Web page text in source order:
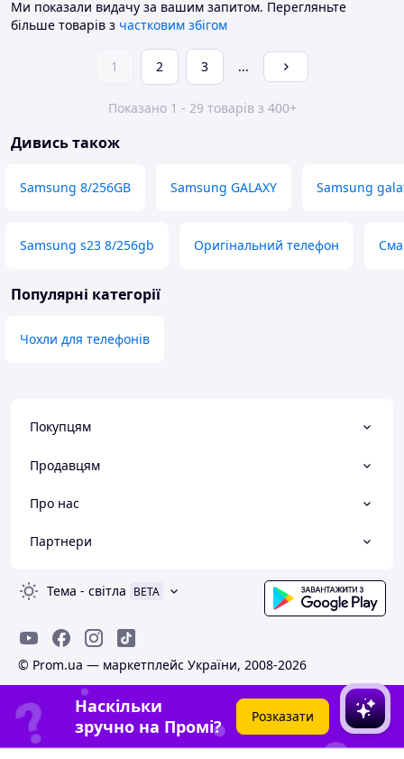
Ми показали видачу за вашим запитом. Перегляньте
більше товарів з частковим збігом
1 2 3 ...
Показано 1 - 29 товарів з 400+
Дивись також
Samsung 8/256GB Samsung GALAXY Samsung
Samsung s23 8/256gb Оригінальний телефон
Популярні категорії
Чохли для телефонів
Покупцям
Продавцям
Про нас
Партнери
Тема - світла BETA
© Prom.ua — маркетплейс України, 2008-2026
Наскільки
зручно на Промі?
Розказати